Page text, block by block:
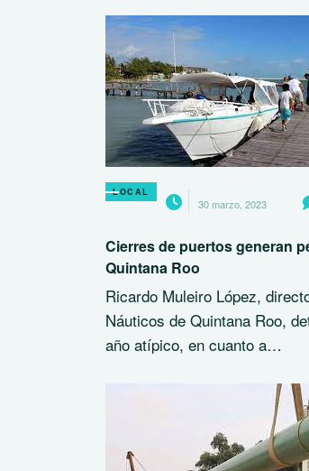
LOCAL
30 marzo, 2023
Cierres de puertos generan
Quintana Roo
Ricardo Muleiro López,
Náuticos de Quintana Roo,
año atípico, en cuanto a…